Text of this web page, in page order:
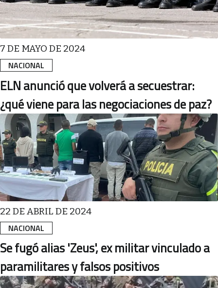
NACIONAL
7 DE MAYO DE 2024
ELN anunció que volverá a secuestrar:
¿qué viene para las negociaciones de paz?
NACIONAL
22 DE ABRIL DE 2024
Se fugó alias 'Zeus', ex militar vinculado a
paramilitares y falsos positivos